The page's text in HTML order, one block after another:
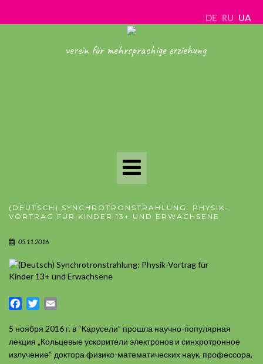
DE RU UA
verein für mehrsprachige erziehung
Toggle
Navigation
(DEUTSCH) SYNCHROTRONSTRAHLUNG: PHYSIK-
VORTRAG FÜR KINDER 13+ UND ERWACHSENE
05.11.2016
Facebook
Twitter
5 ноября 2016 г. в “Карусели” прошла научно-популярная
лекция „Кольцевые ускорители электронов и синхротронное
излучение“ доктора физико-математических наук, профессора,